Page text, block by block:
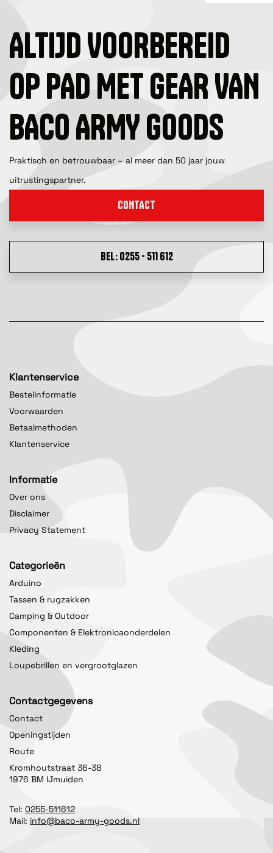
ALTIJD VOORBEREID
OP PAD MET GEAR VAN
BACO ARMY GOODS
Praktisch en betrouwbaar – al meer dan 50 jaar jouw
uitrustingspartner.
CONTACT
BEL: 0255 - 511 612
Klantenservice
Bestelinformatie
Voorwaarden
Betaalmethoden
Klantenservice
Informatie
Over ons
Disclaimer
Privacy Statement
Categorieën
Arduino
Tassen & rugzakken
Camping & Outdoor
Componenten & Elektronicaonderdelen
Kleding
Loupebrillen en vergrootglazen
Contactgegevens
Contact
Openingstijden
Route
Kromhoutstraat 36-38
1976 BM IJmuiden
Tel: 0255-511612
Mail: info@baco-army-goods.nl